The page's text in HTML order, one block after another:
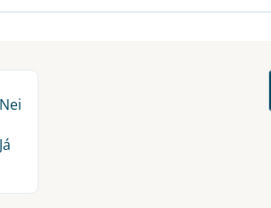
Nei
Já